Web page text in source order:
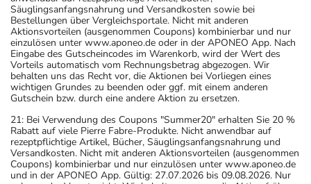
Säuglingsanfangsnahrung und Versandkosten sowie bei
Bestellungen über Vergleichsportale. Nicht mit anderen
Aktionsvorteilen (ausgenommen Coupons) kombinierbar und nur
einzulösen unter www.aponeo.de oder in der APONEO App. Nach
Eingabe des Gutscheincodes im Warenkorb, wird der Wert des
Vorteils automatisch vom Rechnungsbetrag abgezogen. Wir
behalten uns das Recht vor, die Aktionen bei Vorliegen eines
wichtigen Grundes zu beenden oder ggf. mit einem anderen
Gutschein bzw. durch eine andere Aktion zu ersetzen.
21: Bei Verwendung des Coupons "Summer20" erhalten Sie 20 %
Rabatt auf viele Pierre Fabre-Produkte. Nicht anwendbar auf
rezeptpflichtige Artikel, Bücher, Säuglingsanfangsnahrung und
Versandkosten. Nicht mit anderen Aktionsvorteilen (ausgenommen
Coupons) kombinierbar und nur einzulösen unter www.aponeo.de
und in der APONEO App. Gültig: 27.07.2026 bis 09.08.2026. Nur